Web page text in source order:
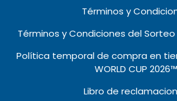
Términos y
Términos y Condiciones del
Política temporal de compra en
WORLD CUP 2026™️
Libro de